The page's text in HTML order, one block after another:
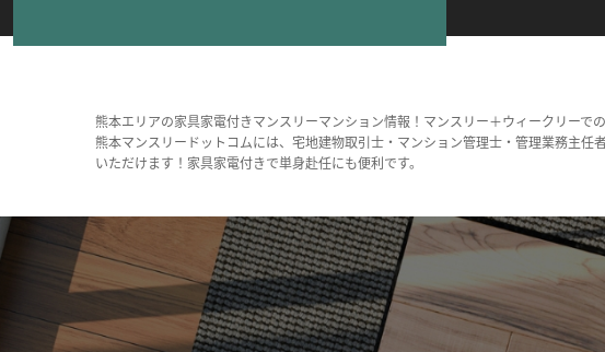
熊本エリアの家具家電付きマンスリーマンション情報！マンスリー＋ウィークリーで
熊本マンスリードットコムには、宅地建物取引士・マンション管理士・管理業務主
いただけます！家具家電付きで単身赴任にも便利です。